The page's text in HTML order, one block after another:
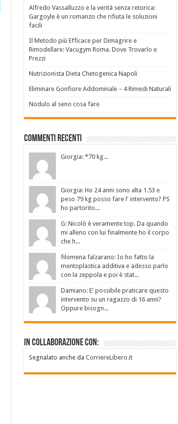
Alfredo Vassalluzzo e la verità senza retorica:
Gargoyle è un romanzo che rifiuta le soluzioni
facili
Il Metodo più Efficace per Dimagrire e
Rimodellare: Vacugym Roma. Dove Trovarlo e
Prezzi
Nutrizionista Dieta Chetogenica Napoli
Eliminare Gonfiore Addominale – 4 Rimedi Naturali
Nodulo al seno cosa fare
Commenti Recenti
Giorgia: *70 kg...
Giorgia: Ho 24 anni sono alta 1.53 e
peso 79 kg posso fare l' intervento? PS
ho partorito...
G: Nicolò è veramente top. Da quando
mi alleno con lui finalmente ho il corpo
che h...
filomena falzarano: Io ho fatto la
mentoplastica additiva e adesso parlo
con la zeppola e poi è stat...
Damiano: E' possibile praticare questo
intervento su un ragazzo di 16 anni?
Oppure bisogn...
In collaborazione con:
Segnalato anche da CorriereLibero.it